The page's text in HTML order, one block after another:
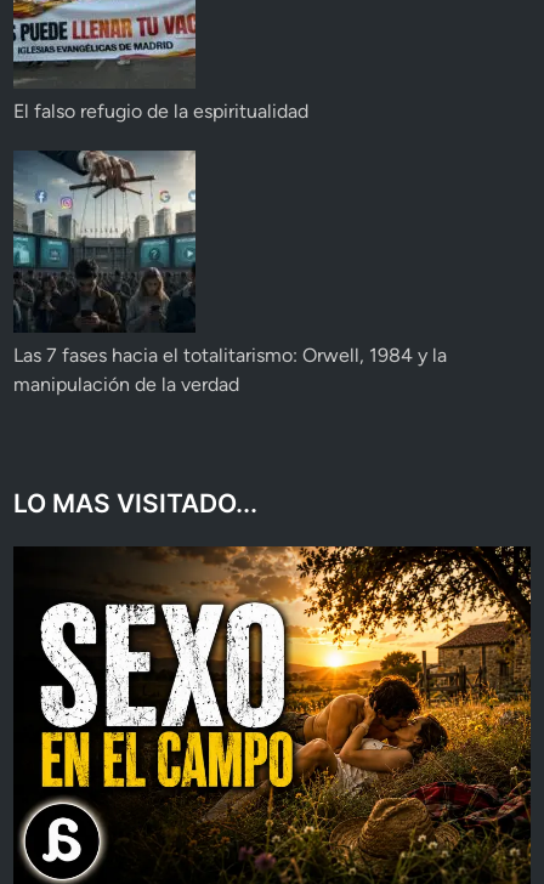
El falso refugio de la espiritualidad
Las 7 fases hacia el totalitarismo: Orwell, 1984 y la
manipulación de la verdad
LO MAS VISITADO...